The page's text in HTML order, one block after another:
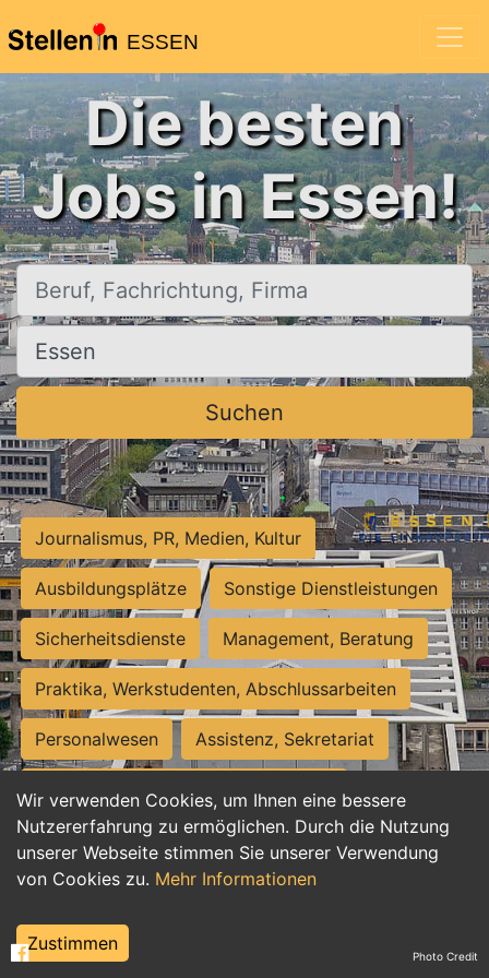
ESSEN
Wir verwenden Cookies, um Ihnen eine bessere
Nutzererfahrung zu ermöglichen. Durch die Nutzung
unserer Webseite stimmen Sie unserer Verwendung
von Cookies zu. Mehr Informationen
Zustimmen
Die besten
Jobs in Essen!
Beruf, Fachrichtung, Firma
Ort, Stadt
Suchen
Journalismus, PR, Medien, Kultur
Ausbildungsplätze Sonstige Dienstleistungen
Sicherheitsdienste Management, Beratung
Praktika, Werkstudenten, Abschlussarbeiten
Personalwesen Assistenz, Sekretariat
Hilfskräfte, Aushilfs- und Nebenjobs
Einkauf, Logistik, Materialwirtschaft
Weiterbildung, Studium, duale Ausbildung
Tourismus
Photo Credit